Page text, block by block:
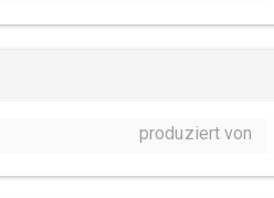
produziert von